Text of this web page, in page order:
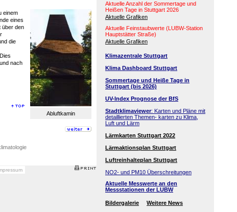
Aktuelle Anzahl der Sommertage und
Heißen Tage in Stuttgart 2026
Aktuelle Grafiken
Aktuelle Feinstaubwerte (LUBW-Station
Hauptstätter Straße)
Aktuelle Grafiken
Klimazentrale Stuttgart
Klima Dashboard Stuttgart
Sommertage und Heiße Tage in
Stuttgart (bis 2026)
UV-Index Prognose der BfS
Stadtklimaviewer: Karten und Pläne mit
detaillierten Themen- karten zu Klima,
Luft und Lärm
Lärmkarten Stuttgart 2022
Lärmaktionsplan Stuttgart
Luftreinhalteplan Stuttgart
NO2- und PM10 Überschreitungen
Aktuelle Messwerte an den
Messstationen der LUBW
Bildergalerie Weitere News
Abluftkamin
einem
eines
über den
die
nach